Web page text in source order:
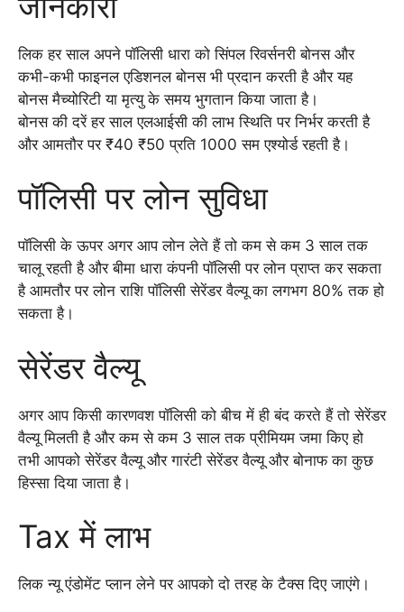
लिक हर साल अपने पॉलिसी धारा को सिंपल रिवर्सनरी बोनस और
कभी-कभी फाइनल एडिशनल बोनस भी प्रदान करती है और यह
बोनस मैच्योरिटी या मृत्यु के समय भुगतान किया जाता है।
बोनस की दरें हर साल एलआईसी की लाभ स्थिति पर निर्भर करती है
और आमतौर पर ₹40 ₹50 प्रति 1000 सम एश्योर्ड रहती है।
पॉलिसी पर लोन सुविधा
पॉलिसी के ऊपर अगर आप लोन लेते हैं तो कम से कम 3 साल तक
चालू रहती है और बीमा धारा कंपनी पॉलिसी पर लोन प्राप्त कर सकता
है आमतौर पर लोन राशि पॉलिसी सेरेंडर वैल्यू का लगभग 80% तक हो
सकता है।
सेरेंडर वैल्यू
अगर आप किसी कारणवश पॉलिसी को बीच में ही बंद करते हैं तो सेरेंडर
वैल्यू मिलती है और कम से कम 3 साल तक प्रीमियम जमा किए हो
तभी आपको सेरेंडर वैल्यू और गारंटी सेरेंडर वैल्यू और बोनाफ का कुछ
हिस्सा दिया जाता है।
Tax में लाभ
लिक न्यू एंडोमेंट प्लान लेने पर आपको दो तरह के टैक्स दिए जाएंगे।